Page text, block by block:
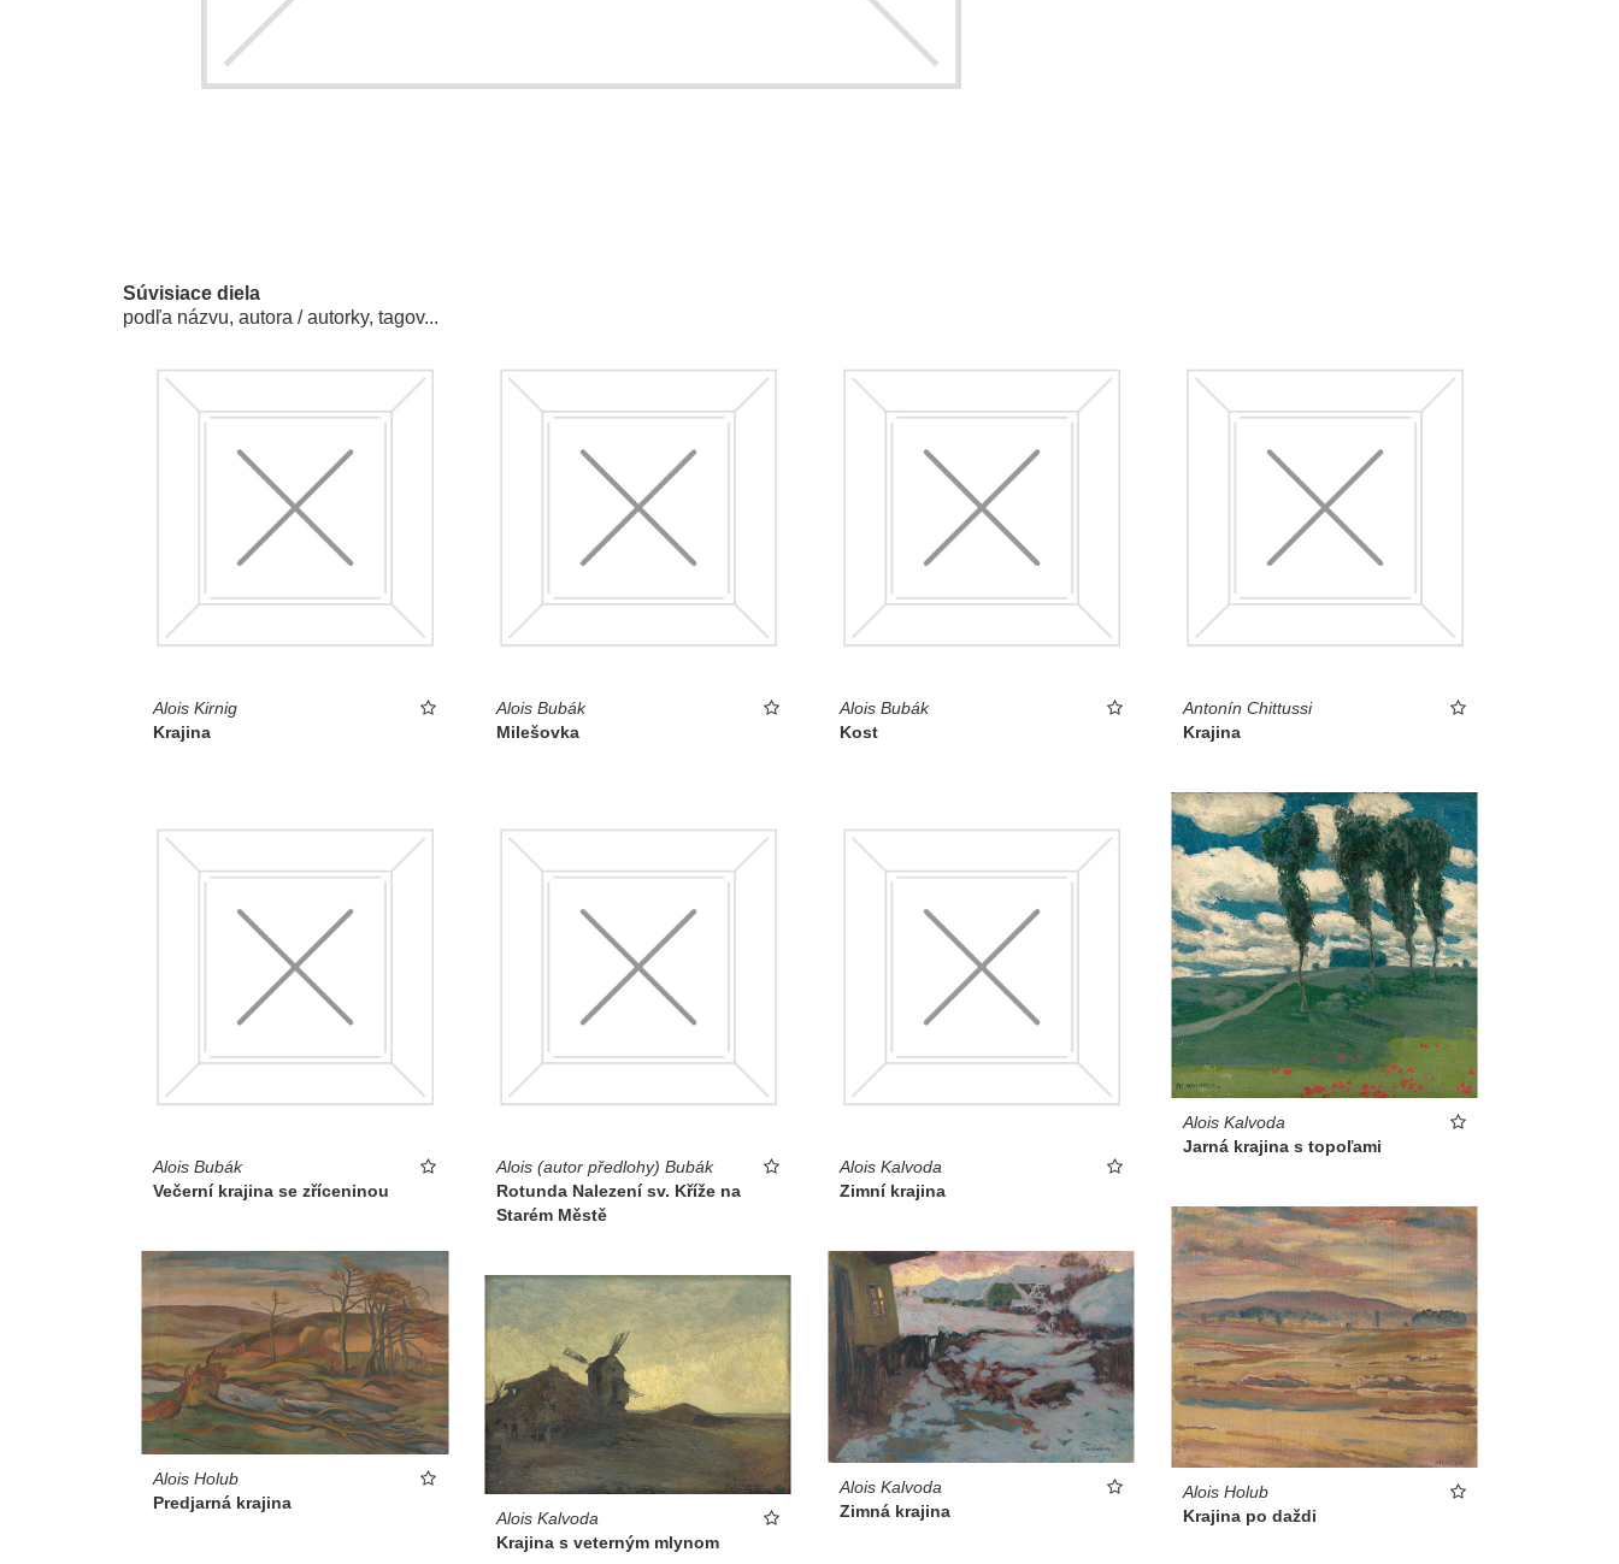
Súvisiace diela
podľa názvu, autora / autorky, tagov...
Alois Kirnig
Krajina
Alois Bubák
Milešovka
Alois Bubák
Kost
Antonín Chittussi
Krajina
Alois Bubák
Večerní krajina se zříceninou
Alois (autor předlohy) Bubák
Rotunda Nalezení sv. Kříže na
Starém Městě
Alois Kalvoda
Zimní krajina
Alois Kalvoda
Jarná krajina s topoľami
Alois Holub
Krajina po daždi
Alois Holub
Predjarná krajina
Alois Kalvoda
Zimná krajina
Alois Kalvoda
Krajina s veterným mlynom